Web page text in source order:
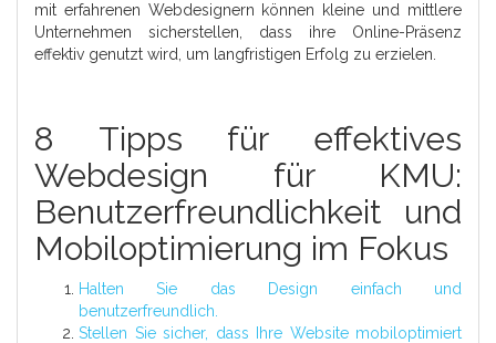
mit erfahrenen Webdesignern können kleine und mittlere
Unternehmen sicherstellen, dass ihre Online-Präsenz
effektiv genutzt wird, um langfristigen Erfolg zu erzielen.
8 Tipps für effektives
Webdesign für KMU:
Benutzerfreundlichkeit und
Mobiloptimierung im Fokus
Halten Sie das Design einfach und
benutzerfreundlich.
Stellen Sie sicher, dass Ihre Website mobiloptimiert